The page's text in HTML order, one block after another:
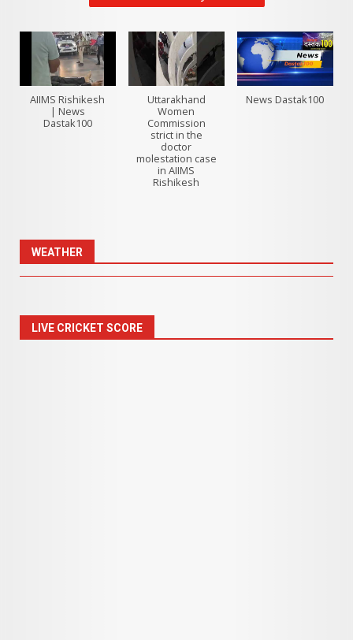
AIIMS Rishikesh
| News
Dastak100
Uttarakhand
Women
Commission
strict in the
doctor
molestation case
in AIIMS
Rishikesh
News Dastak100
WEATHER
LIVE CRICKET SCORE